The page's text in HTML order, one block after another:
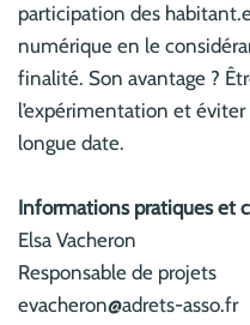
participation des
numérique en le
finalité. Son avantage ?
l’expérimentation et
longue date.
Informations pratiques et
Elsa Vacheron
Responsable de projets
evacheron@adrets-asso.fr